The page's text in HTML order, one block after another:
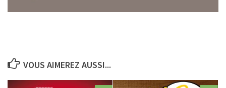
VOUS AIMEREZ AUSSI...